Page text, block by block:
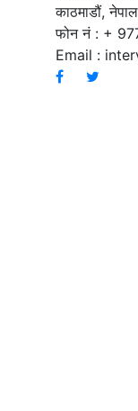
काठमाडौं, नेपाल
फोन नं : +
Email :